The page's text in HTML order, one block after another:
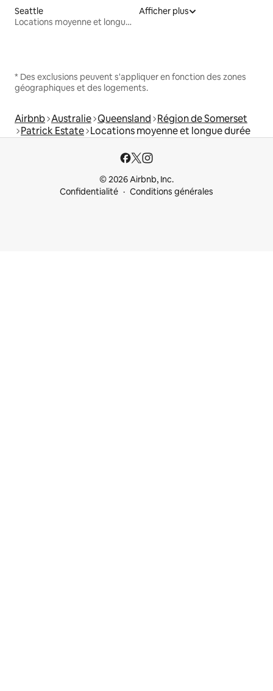
Seattle
Locations moyenne et longue durée
Afficher plus
* Des exclusions peuvent s'appliquer en fonction des zones
géographiques et des logements.
Airbnb Australie Queensland Région de Somerset
Patrick Estate Locations moyenne et longue durée
© 2026 Airbnb, Inc.
Confidentialité
Conditions générales